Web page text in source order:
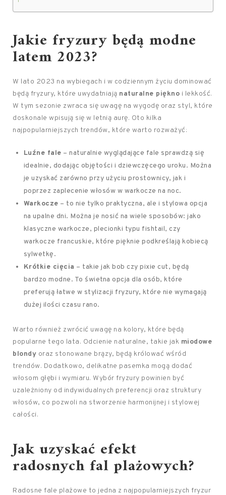
Jakie fryzury będą modne
latem 2023?
W lato 2023 na wybiegach i w codziennym życiu dominować
będą fryzury, które uwydatniają naturalne piękno i lekkość.
W tym sezonie zwraca się uwagę na wygodę oraz styl, które
doskonale wpisują się w letnią aurę. Oto kilka
najpopularniejszych trendów, które warto rozważyć:
Luźne fale – naturalnie wyglądające fale sprawdzą się
idealnie, dodając objętości i dziewczęcego uroku. Można
je uzyskać zarówno przy użyciu prostownicy, jak i
poprzez zaplecenie włosów w warkocze na noc.
Warkocze – to nie tylko praktyczna, ale i stylowa opcja
na upalne dni. Można je nosić na wiele sposobów: jako
klasyczne warkocze, plecionki typu fishtail, czy
warkocze francuskie, które pięknie podkreślają kobiecą
sylwetkę.
Krótkie cięcia – takie jak bob czy pixie cut, będą
bardzo modne. To świetna opcja dla osób, które
preferują łatwe w stylizacji fryzury, które nie wymagają
dużej ilości czasu rano.
Warto również zwrócić uwagę na kolory, które będą
popularne tego lata. Odcienie naturalne, takie jak miodowe
blondy oraz stonowane brązy, będą królować wśród
trendów. Dodatkowo, delikatne pasemka mogą dodać
włosom głębi i wymiaru. Wybór fryzury powinien być
uzależniony od indywidualnych preferencji oraz struktury
włosów, co pozwoli na stworzenie harmonijnej i stylowej
całości.
Jak uzyskać efekt
radosnych fal plażowych?
Radosne fale plażowe to jedna z najpopularniejszych fryzur